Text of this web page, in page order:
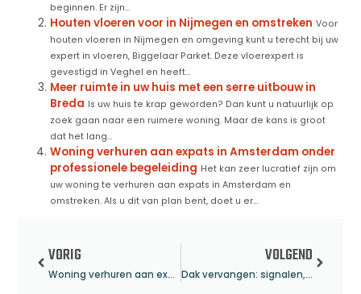
beginnen. Er zijn...
Houten vloeren voor in Nijmegen en omstreken Voor
houten vloeren in Nijmegen en omgeving kunt u terecht bij uw
expert in vloeren, Biggelaar Parket. Deze vloerexpert is
gevestigd in Veghel en heeft...
Meer ruimte in uw huis met een serre uitbouw in
Breda Is uw huis te krap geworden? Dan kunt u natuurlijk op
zoek gaan naar een ruimere woning. Maar de kans is groot
dat het lang...
Woning verhuren aan expats in Amsterdam onder
professionele begeleiding Het kan zeer lucratief zijn om
uw woning te verhuren aan expats in Amsterdam en
omstreken. Als u dit van plan bent, doet u er...
VORIG
Woning verhuren aan expats in Amsterdam onder professionele begeleiding
VOLGEND
Dak vervangen: signalen, voorbereiding en keuze van dakbedekking